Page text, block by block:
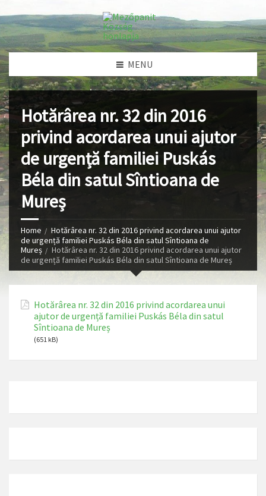
MENU
Hotărârea nr. 32 din 2016
privind acordarea unui ajutor
de urgență familiei Puskás
Béla din satul Sîntioana de
Mureș
Home
Hotărârea nr. 32 din 2016 privind acordarea unui ajutor
de urgență familiei Puskás Béla din satul Sîntioana de
Mureș
Hotărârea nr. 32 din 2016 privind acordarea unui ajutor
de urgență familiei Puskás Béla din satul Sîntioana de Mureș
Hotărârea nr. 32 din 2016 privind acordarea unui
ajutor de urgență familiei Puskás Béla din satul
Sîntioana de Mureș
(651 kB)